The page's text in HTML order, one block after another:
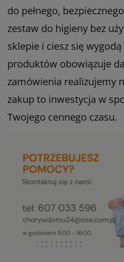
do pełnego,
zestaw do higieny bez
sklepie i ciesz się
produktów obowiązuje
zamówienia realizujemy
zakup to inwestycja w
Twojego cennego czasu.